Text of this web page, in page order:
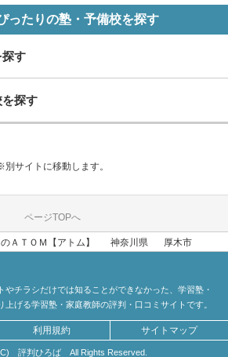
ったりの塾・予備校を探す
す
探す
別サイトに移動します。
ページTOPへ
ＡＴＯＭ【アトム】 神奈川県 厚木市
やチラシだけでは知ることができなかった、学習塾・
げる学習塾・家庭教師の評判・口コミサイトです。
利用規約 サイトマップ
評判ひろば All Rights Reserved.